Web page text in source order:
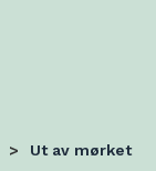
> Ut av mørket